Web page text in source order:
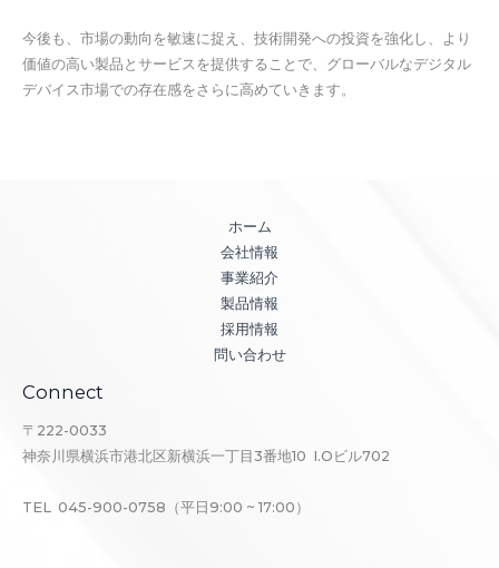
今後も、市場の動向を敏速に捉え、技術開発への投資を強化し、より
価値の高い製品とサービスを提供することで、グローバルなデジタル
デバイス市場での存在感をさらに高めていきます。
ホーム
会社情報
事業紹介
製品情報
採用情報
問い合わせ
Connect
〒222-0033
神奈川県横浜市港北区新横浜一丁目3番地10 I.Oビル702
TEL 045-900-0758（平日9:00 ~ 17:00）